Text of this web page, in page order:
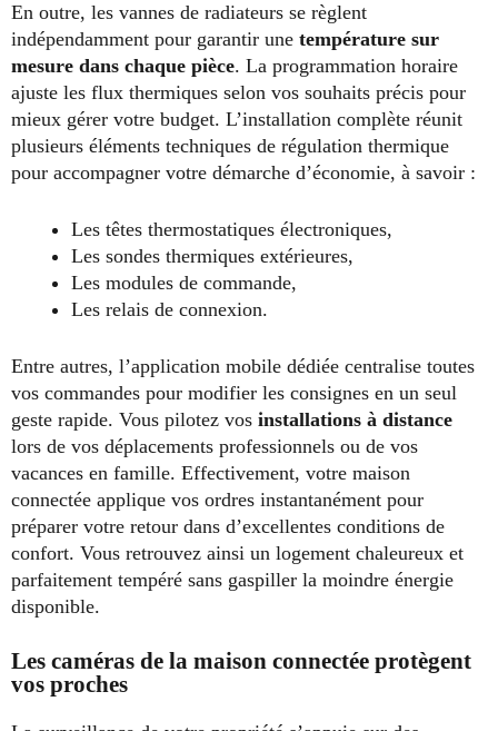
En outre, les vannes de radiateurs se règlent
indépendamment pour garantir une température sur
mesure dans chaque pièce. La programmation horaire
ajuste les flux thermiques selon vos souhaits précis pour
mieux gérer votre budget. L’installation complète réunit
plusieurs éléments techniques de régulation thermique
pour accompagner votre démarche d’économie, à savoir :
Les têtes thermostatiques électroniques,
Les sondes thermiques extérieures,
Les modules de commande,
Les relais de connexion.
Entre autres, l’application mobile dédiée centralise toutes
vos commandes pour modifier les consignes en un seul
geste rapide. Vous pilotez vos installations à distance
lors de vos déplacements professionnels ou de vos
vacances en famille. Effectivement, votre maison
connectée applique vos ordres instantanément pour
préparer votre retour dans d’excellentes conditions de
confort. Vous retrouvez ainsi un logement chaleureux et
parfaitement tempéré sans gaspiller la moindre énergie
disponible.
Les caméras de la maison connectée protègent
vos proches